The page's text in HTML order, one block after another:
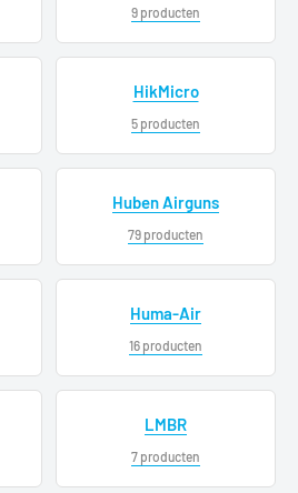
9 producten
HikMicro
5 producten
Huben Airguns
79 producten
Huma-Air
16 producten
LMBR
7 producten